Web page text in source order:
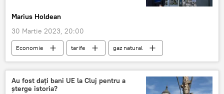
Marius Holdean
30 Martie 2023, 20:00
Economie tarife
gaz natural
România
Preț gaze Prețul la energie
Au fost dați bani UE la Cluj pentru a
șterge istoria?